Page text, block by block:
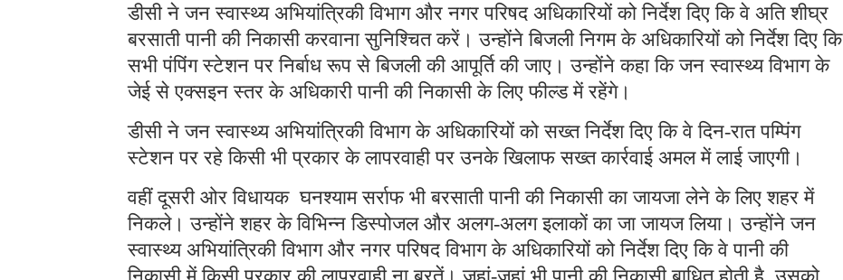
डीसी ने जन स्वास्थ्य अभियांत्रिकी विभाग और नगर परिषद अधिकारियों को निर्देश दिए कि वे अति शीघ्र
बरसाती पानी की निकासी करवाना सुनिश्चित करें। उन्होंने बिजली निगम के अधिकारियों को निर्देश दिए कि
सभी पंपिंग स्टेशन पर निर्बाध रूप से बिजली की आपूर्ति की जाए। उन्होंने कहा कि जन स्वास्थ्य विभाग के
जेई से एक्सइन स्तर के अधिकारी पानी की निकासी के लिए फील्ड में रहेंगे।
डीसी ने जन स्वास्थ्य अभियांत्रिकी विभाग के अधिकारियों को सख्त निर्देश दिए कि वे दिन-रात पम्पिंग
स्टेशन पर रहे किसी भी प्रकार के लापरवाही पर उनके खिलाफ सख्त कार्रवाई अमल में लाई जाएगी।
वहीं दूसरी ओर विधायक घनश्याम सर्राफ भी बरसाती पानी की निकासी का जायजा लेने के लिए शहर में
निकले। उन्होंने शहर के विभिन्न डिस्पोजल और अलग-अलग इलाकों का जा जायज लिया। उन्होंने जन
स्वास्थ्य अभियांत्रिकी विभाग और नगर परिषद विभाग के अधिकारियों को निर्देश दिए कि वे पानी की